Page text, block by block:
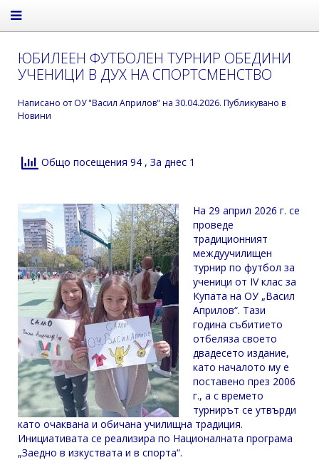
ЮБИЛЕЕН ФУТБОЛЕН ТУРНИР ОБЕДИНИ
УЧЕНИЦИ В ДУХ НА СПОРТСМЕНСТВО
Написано от ОУ "Васил Априлов" на 30.04.2026. Публикувано в
Новини
Общо посещения 94 , За днес 1
На 29 април 2026 г. се
проведе
традиционният
междуучилищен
турнир по футбол за
ученици от IV клас за
Купата на ОУ „Васил
Априлов“. Тази
година събитието
отбеляза своето
двадесето издание,
като началото му е
поставено през 2006
г., а с времето
турнирът се утвърди
като очаквана и обичана училищна традиция.
Инициативата се реализира по Националната програма
„Заедно в изкуствата и в спорта“.